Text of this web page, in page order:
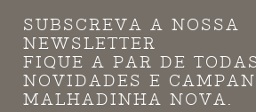
SUBSCREVA A NOSSA
NEWSLETTER
FIQUE A PAR DE
NOVIDADES E
MALHADINHA NOVA.